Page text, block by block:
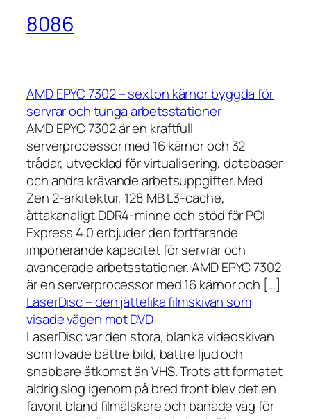
8086
AMD EPYC 7302 – sexton kärnor byggda för
servrar och tunga arbetsstationer
AMD EPYC 7302 är en kraftfull
serverprocessor med 16 kärnor och 32
trådar, utvecklad för virtualisering, databaser
och andra krävande arbetsuppgifter. Med
Zen 2-arkitektur, 128 MB L3-cache,
åttakanaligt DDR4-minne och stöd för PCI
Express 4.0 erbjuder den fortfarande
imponerande kapacitet för servrar och
avancerade arbetsstationer. AMD EPYC 7302
är en serverprocessor med 16 kärnor och […]
LaserDisc – den jättelika filmskivan som
visade vägen mot DVD
LaserDisc var den stora, blanka videoskivan
som lovade bättre bild, bättre ljud och
snabbare åtkomst än VHS. Trots att formatet
aldrig slog igenom på bred front blev det en
favorit bland filmälskare och banade väg för